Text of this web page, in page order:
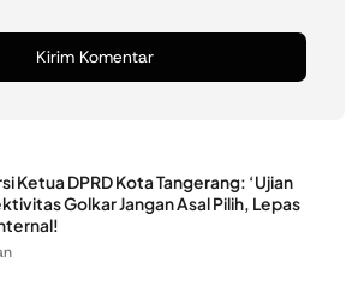
Ketua DPRD Kota Tangerang: ‘Ujian
Golkar Jangan Asal Pilih, Lepas